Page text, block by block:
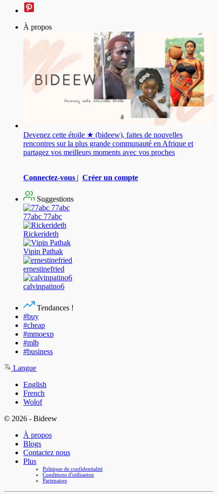
À propos
Devenez cette étoile ★ (bideew), faites de nouvelles
rencontres sur la plus grande communauté en Afrique et
partagez vos meilleurs moments avec vos proches
Connectez-vous | Créer un compte
Suggestions
77abc 77abc
Rickerideth
Vipin Pathak
ernestinefried
calvinpatino6
Tendances !
#buy
#cheap
#mmoexp
#mlb
#business
Langue
English
French
Wolof
© 2026 - Bideew
À propos
Blogs
Contactez nous
Plus
Politique de confidentialité
Conditions d'utilisation
Partenaires